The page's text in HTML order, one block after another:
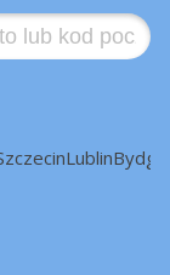
Lublin